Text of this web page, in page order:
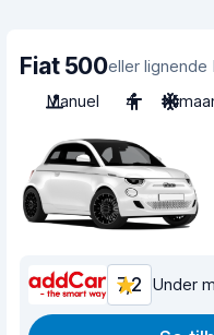
Fiat 500eller lignende
Manuel
4
7,2 Under